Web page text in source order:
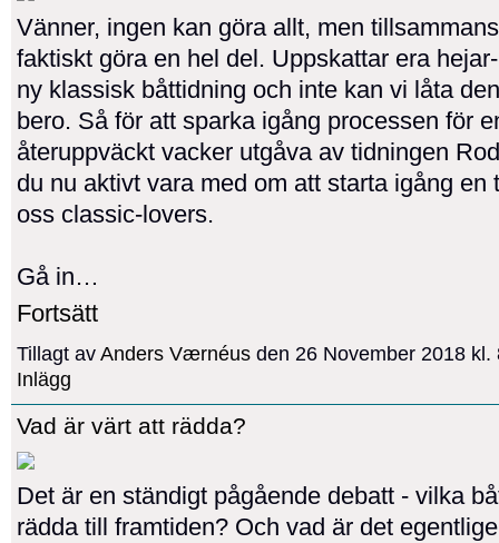
Vänner, ingen kan göra allt, men
faktiskt göra en hel del. Uppskattar era
ny klassisk båttidning och inte kan vi låta
bero. Så för att sparka igång processen för
återuppväckt vacker utgåva av tidningen
du nu aktivt vara med om att starta igång en
oss classic-lovers.
Gå in…
Fortsätt
Tillagt av Anders Værnéus den 26 November 2018
Inlägg
Vad är värt att rädda?
Det är en ständigt pågående debatt - vilka
rädda till framtiden? Och vad är det